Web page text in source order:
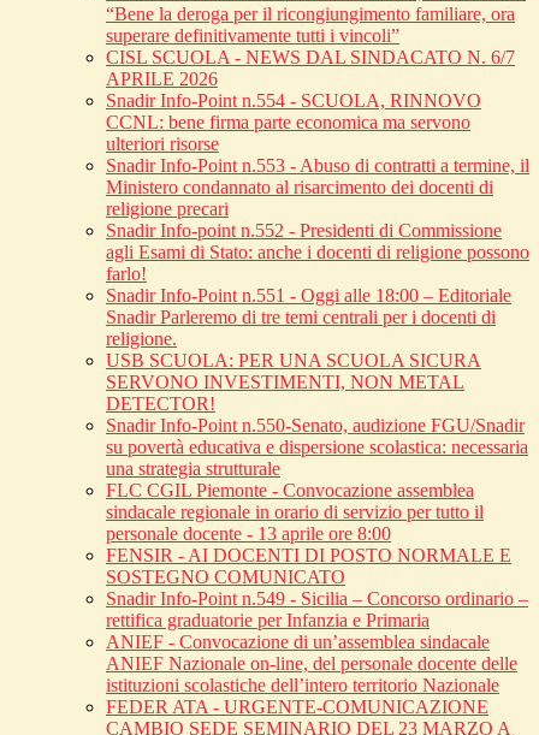
“Bene la deroga per il ricongiungimento familiare, ora
superare definitivamente tutti i vincoli”
CISL SCUOLA - NEWS DAL SINDACATO N. 6/7
APRILE 2026
Snadir Info-Point n.554 - SCUOLA, RINNOVO
CCNL: bene firma parte economica ma servono
ulteriori risorse
Snadir Info-Point n.553 - Abuso di contratti a termine, il
Ministero condannato al risarcimento dei docenti di
religione precari
Snadir Info-point n.552 - Presidenti di Commissione
agli Esami di Stato: anche i docenti di religione possono
farlo!
Snadir Info-Point n.551 - Oggi alle 18:00 – Editoriale
Snadir Parleremo di tre temi centrali per i docenti di
religione.
USB SCUOLA: PER UNA SCUOLA SICURA
SERVONO INVESTIMENTI, NON METAL
DETECTOR!
Snadir Info-Point n.550-Senato, audizione FGU/Snadir
su povertà educativa e dispersione scolastica: necessaria
una strategia strutturale
FLC CGIL Piemonte - Convocazione assemblea
sindacale regionale in orario di servizio per tutto il
personale docente - 13 aprile ore 8:00
FENSIR - AI DOCENTI DI POSTO NORMALE E
SOSTEGNO COMUNICATO
Snadir Info-Point n.549 - Sicilia – Concorso ordinario –
rettifica graduatorie per Infanzia e Primaria
ANIEF - Convocazione di un’assemblea sindacale
ANIEF Nazionale on-line, del personale docente delle
istituzioni scolastiche dell’intero territorio Nazionale
FEDER ATA - URGENTE-COMUNICAZIONE
CAMBIO SEDE SEMINARIO DEL 23 MARZO A